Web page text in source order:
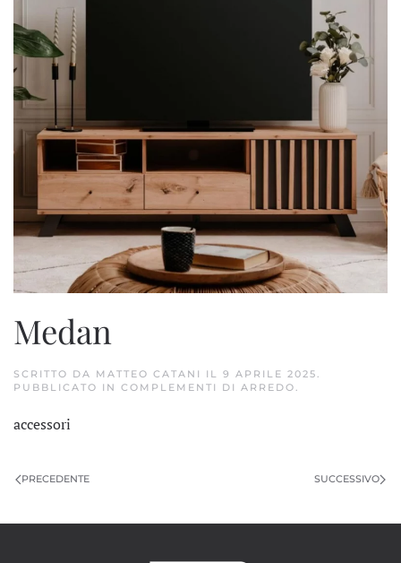
Medan
SCRITTO DA MATTEO CATANI IL 9 APRILE 2025.
PUBBLICATO IN COMPLEMENTI DI ARREDO.
accessori
PRECEDENTE SUCCESSIVO